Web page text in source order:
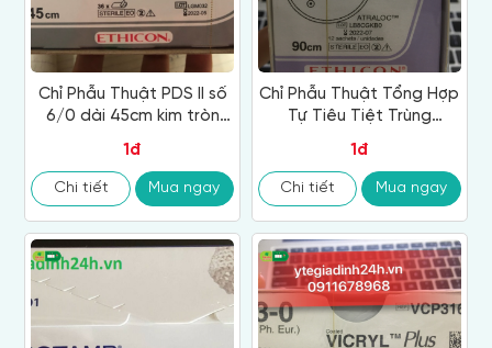
Chỉ Phẫu Thuật PDS II số
6/0 dài 45cm kim tròn
1/3C
1đ
Chi tiết Mua ngay
Chỉ Phẫu Thuật Tổng Hợp
Tự Tiêu Tiệt Trùng
W9431
1đ
Chi tiết Mua ngay